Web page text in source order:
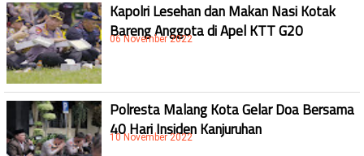
Kapolri Lesehan dan Makan Nasi Kotak
Bareng Anggota di Apel KTT G20
06 November 2022
Polresta Malang Kota Gelar Doa Bersama
40 Hari Insiden Kanjuruhan
10 November 2022